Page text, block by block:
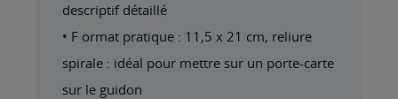
descriptif détaillé
• F ormat pratique : 11,5 x 21 cm, reliure
spirale : idéal pour mettre sur un porte-carte
sur le guidon